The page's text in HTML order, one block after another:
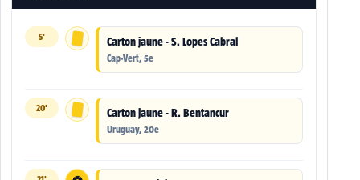
5' Carton jaune - S. Lopes Cabral
Cap-Vert, 5e
20' Carton jaune - R. Bentancur
Uruguay, 20e